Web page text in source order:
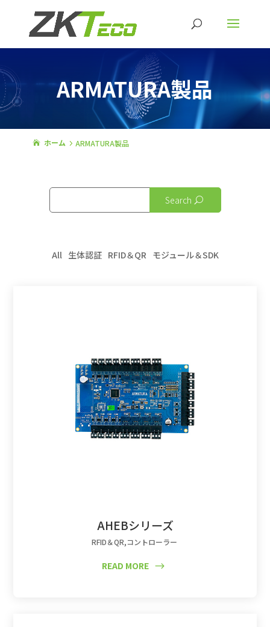
ARMATURA製品
 ホーム5 ARMATURA製品
Search U
All 生体認証 RFID＆QR モジュール＆SDK
AHEBシリーズ
RFID＆QR,コントローラー
READ MORE $